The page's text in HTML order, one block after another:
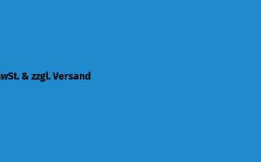
& zzgl. Versand